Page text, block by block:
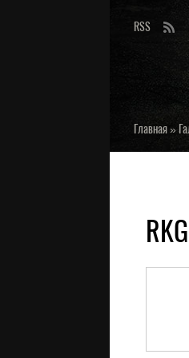
RSS
Главная»